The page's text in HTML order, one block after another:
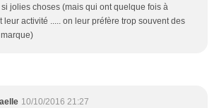
jolies choses (mais qui ont quelque fois à
leur activité ..... on leur préfère trop souvent des
10/10/2016 21:27